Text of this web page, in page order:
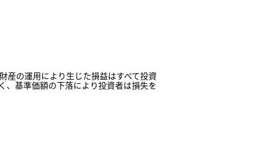
産の運用により生じた損益はすべて投資
、基準価額の下落により投資者は損失を